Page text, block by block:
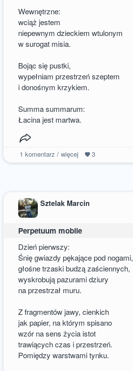
Wewnętrzne:
wciąż jestem
niepewnym dzieckiem wtulonym
w surogat misia.
Bojąc się pustki,
wypełniam przestrzeń szeptem
i donośnym krzykiem.
Summa summarum:
Łacina jest martwa.
1 komentarz / więcej 3
Sztelak Marcin
Perpetuum mobile
Dzień pierwszy:
Śnię gwiazdy pękające pod nogami,
głośne trzaski budzą zaściennych,
wyskrobują pazurami dziury
na przestrzał muru.
Z fragmentów jawy, cienkich
jak papier, na którym spisano
wzór na sens życia istot
trawiących czas i przestrzeń.
Pomiędzy warstwami tynku.